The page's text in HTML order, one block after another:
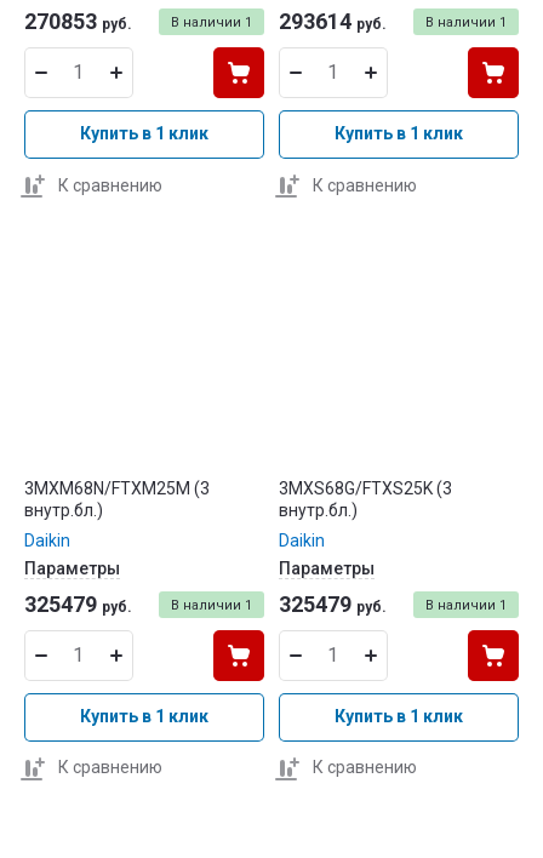
В наличии 1
270853 руб.
Купить в 1 клик
К сравнению
В наличии 1
293614 руб.
Купить в 1 клик
К сравнению
3MXM68N/FTXM25M (3
внутр.бл.)
Daikin
Параметры
В наличии 1
325479 руб.
Купить в 1 клик
К сравнению
3MXS68G/FTXS25K (3
внутр.бл.)
Daikin
Параметры
В наличии 1
325479 руб.
Купить в 1 клик
К сравнению